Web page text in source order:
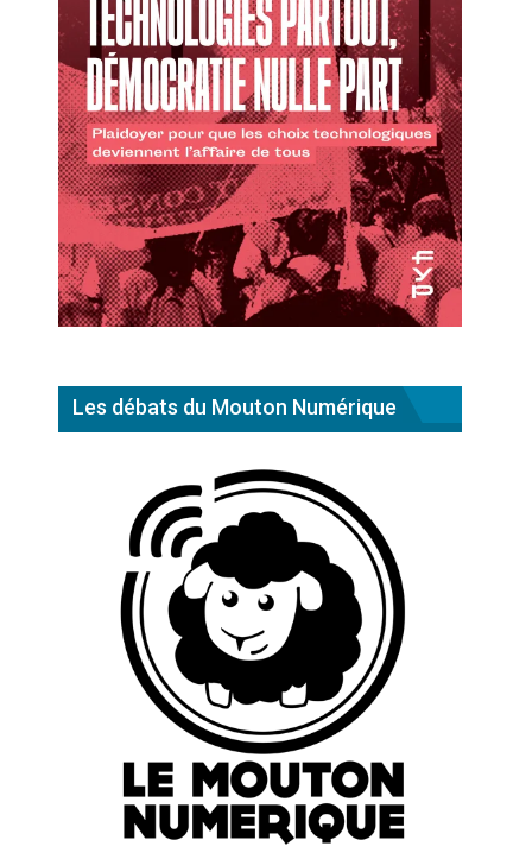
Les débats du Mouton Numérique